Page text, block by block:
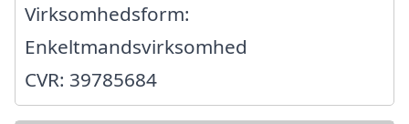
Virksomhedsform:
Enkeltmandsvirksomhed
CVR: 39785684